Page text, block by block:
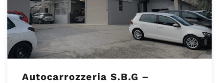
Autocarrozzeria S.B.G –